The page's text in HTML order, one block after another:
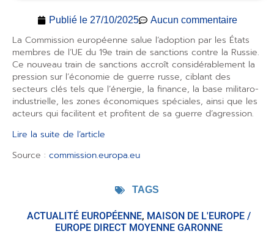
Publié le 27/10/2025 Aucun commentaire
La Commission européenne salue l’adoption par les États
membres de l’UE du 19e train de sanctions contre la Russie.
Ce nouveau train de sanctions accroît considérablement la
pression sur l’économie de guerre russe, ciblant des
secteurs clés tels que l’énergie, la finance, la base militaro-
industrielle, les zones économiques spéciales, ainsi que les
acteurs qui facilitent et profitent de sa guerre d’agression.
Lire la suite de l’article
Source : commission.europa.eu
TAGS
ACTUALITÉ EUROPÉENNE, MAISON DE L'EUROPE /
EUROPE DIRECT MOYENNE GARONNE